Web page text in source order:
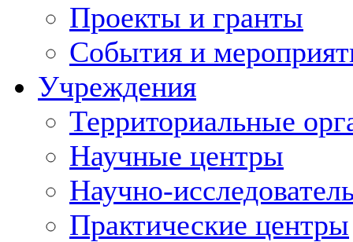
Проекты и гранты
События и
Учреждения
Территориальные
Научные центры
Научно-
Практические центры